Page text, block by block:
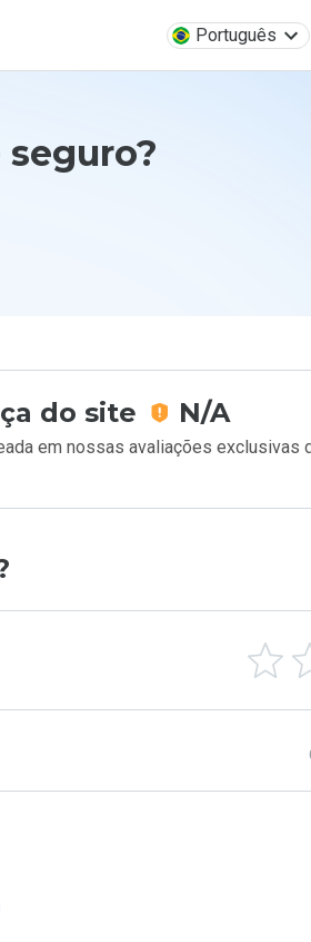
Português
do site N/A
em nossas avaliações exclusivas